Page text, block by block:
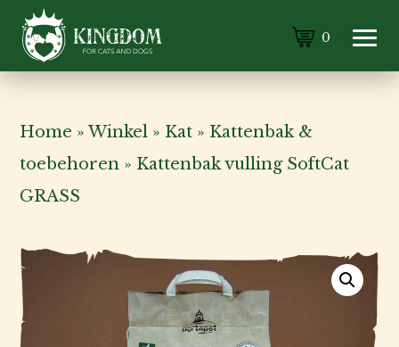
0
Home »Winkel » Kat » Kattenbak &
toebehoren » Kattenbak vulling SoftCat
GRASS